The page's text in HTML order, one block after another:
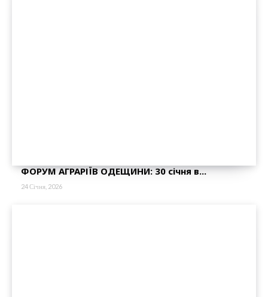
ФОРУМ АГРАРІЇВ ОДЕЩИНИ: 30 січня в...
24 Січня, 2026